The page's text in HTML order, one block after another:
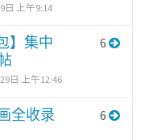
日 上午9:14
】集中
日 上午12:46
6
全收录
6